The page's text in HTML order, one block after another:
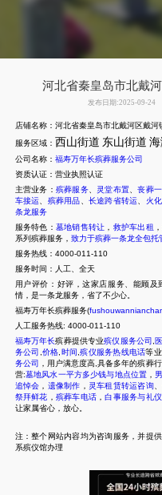
河北省秦皇岛市北戴
发布日期:2025-09-24
店铺名称：河北省秦皇岛市北戴河区戴河
服务区域： 西山街道 东山街道
公司名称： 福寿万年长殡葬服务公司
资质认证：营业执照认证
主营业务： 殡葬服务、 灵堂布置 、丧葬
车接运
殡葬用品 长途跨省转运 火
条龙服务
服务特色： 墓地销售转让 ， 救护车出租 ，
系列殡葬服务， 致力于殡葬一条龙全包托
服务热线：4000-011-110
服务时间：人工、全天
用户评价：好评，这家店服务、能顾
情，是一条龙服务，省了不少心。
福寿万年长殡葬服务(
人工服务热线: 4000-011-110
福寿万年长殡葬提供专业殡仪服务公司
务公司 价格 时间 殡仪服务热线电话等
务公司
，用户满意度高,具备多年的殡葬
营:墓地风水一平方多少钱与地点位置 ，
追悼会 ， 遗像制作 ， 灵车租赁转运咨询、
祭拜鲜花 ， 殡葬车电话 ，白事服务与礼
让家属省心，放心。
注：整个网站内容均为咨询服务，并提
系殡仪馆办理